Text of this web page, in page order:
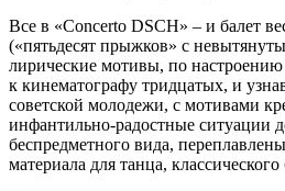
Все в «Concerto DSCH» – и балет
(«пятьдесят прыжков» с
лирические мотивы, по
к кинематографу тридцатых, и
советской молодежи, с мотивами
инфантильно-радостные ситуации
беспредметного вида,
материала для танца,